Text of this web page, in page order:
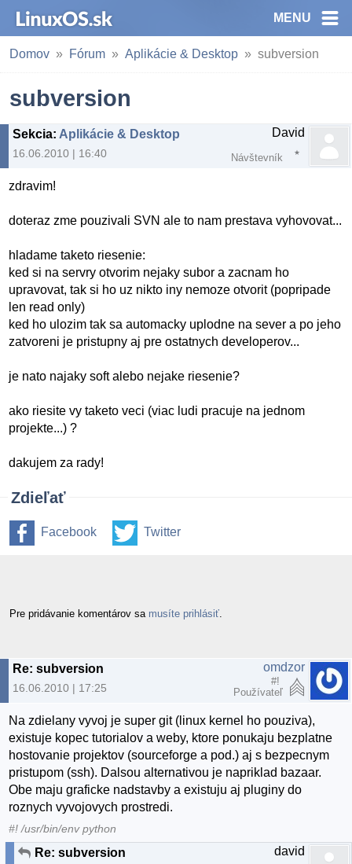
MENU
Domov Fórum Aplikácie & Desktop subversion
subversion
Sekcia: Aplikácie & Desktop
16.06.2010 | 16:40
David
Návštevník
zdravim!
doteraz zme pouzivali SVN ale to nam prestava vyhovovat...
hladame taketo riesenie:
ked si na servry otvorim nejaky subor a zacnam ho
upravovat, tak si ho uz nikto iny nemoze otvorit (popripade
len read only)
ked ho ulozim tak sa automacky uplodne na sever a po jeho
zatvoreni je pristupny aj pre ostatnych developerov...
je nato najaky soft alebo nejake riesenie?
ako riesite vy taketo veci (viac ludi pracuje na jednom
projekte...) ?
dakujem za rady!
Zdieľať
Facebook Twitter
Pre pridávanie komentárov sa musíte prihlásiť
Re: subversion
16.06.2010 | 17:25
omdzor
#!
Používateľ
Na zdielany vyvoj je super git (linux kernel ho pouziva),
existuje kopec tutorialov a weby, ktore ponukaju bezplatne
hostovanie projektov (sourceforge a pod.) aj s bezpecnym
pristupom (ssh). Dalsou alternativou je napriklad bazaar.
Obe maju graficke nadstavby a existuju aj pluginy do
roznych vyvojovych prostredi.
#! /usr/bin/env python
Re: subversion david